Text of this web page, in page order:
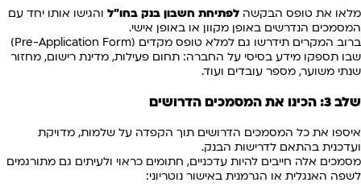
מלאו את טופס הבקשה לפתיחת חשבון בנק בחו"ל והגישו אותו יחד עם
המסמכים הנדרשים באופן מקוון או באופן אישי.
ברוב המקרים תידרשו גם למלא טופס מקדים (Pre-Application Form)
שבו תספקו מידע בסיסי על החברה: תחום פעילות, מדינת רישום, מחזור
שנתי משוער, מספר עובדים ועוד.
שלב 3: הכינו את המסמכים הדרושים
איספו את כל המסמכים הדרושים תוך הקפדה על שלמות, מדויקת
ועדכנית בהתאם לדרישות הבנק.
מסמכים אלה חייבים להיות עדכניים, חתומים כראוי ולעיתים גם מתורגמים
לשפה האנגלית או הגרמנית באישור נוטריוני: